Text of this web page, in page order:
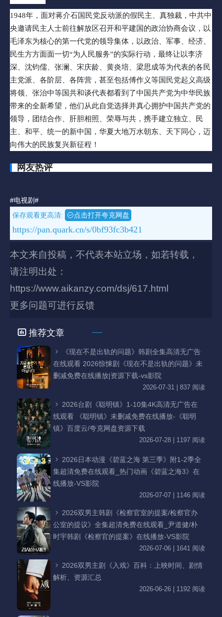
1948年，面对蒋介石国民党反动派的假民主、真独裁，中共中
央邀请民主人士前往解放区召开和平建国的政治协商会议，以
毛泽东为核心的第一代党的领导集体，以政治、军事、经济、
民生方方面面一切“为人民服务”的实际行动，最终让以李济
深、沈钧儒、张澜、宋庆龄、黄炎培、梁思成等为代表的各民
主党派、各阶层、各阵营，甚至包括傅作义等国民党起义高级
将领、张治中等国共和谈代表都看到了中国共产党为中华民族
带来的全新希望，他们从此自觉选择并真心拥护中国共产党的
领导，团结合作、肝胆相照、荣辱与共，携手建立独立、民
主、和平、统一的新中国，华夏大地万水朝东、天下同心，迈
向伟大的民族复兴新征程！
网友热评
#电视剧#
保存观看更高清:
点击打开夸克网盘
https://pan.quark.cn/s/0bf93fc3b421
本文来自投稿，不代表本站立场，如若转载，
请注明出处：
https://www.aikanzy.com/dsj/617.html
更多问题可进行反馈
推荐文章
《现在不是出轨的问题》韩剧全集高清无广告
在线观看 2026惊悚剧《现在不是出轨的问题》未
删减免费在线播放|资源下载-vs影院
2026-07-31 | 837 阅读
2026台剧《聪明镇》1-10集4K高清无广告在
线观看 《聪明镇》未删减免费在线播放-《聪明
镇》百度云/夸克网盘资源下载
2026-07-28 | 1197 阅读
2026日本动漫《碧蓝之海 第三季》附1-2季全
集超清免费在线观看_热门动画《碧蓝之海3》在
线播放-VS影院
2026-07-07 | 1146 阅读
2026双男主韩剧《检察官室的提案/检察官办
公室的提议》全集超清免费在线观看_尹道健/朴
时宇韩剧《检察官的提案》在线播放-VS影院
2026-07-06 | 1641 阅读
2026双男主剧《入戏》百科：上映时间、剧情
解析、资源汇总
2026-06-26 | 1192 阅读